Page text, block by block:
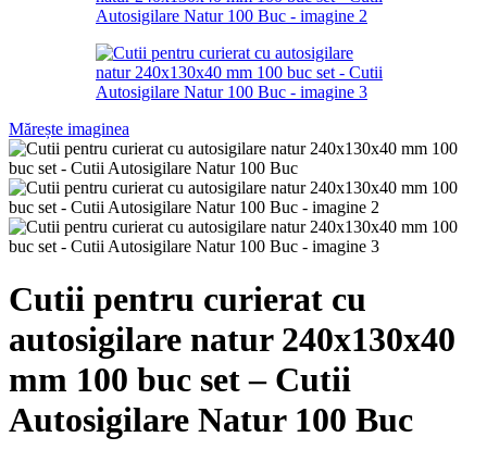
Mărește imaginea
Cutii pentru curierat cu
autosigilare natur 240x130x40
mm 100 buc set – Cutii
Autosigilare Natur 100 Buc